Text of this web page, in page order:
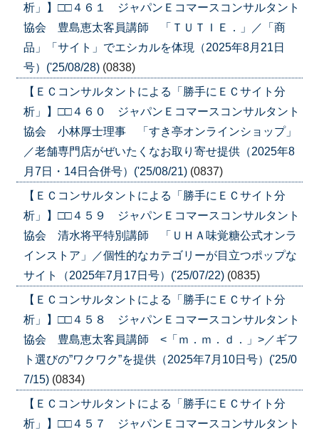
析」】□□４６１ ジャパンＥコマースコンサルタント
協会 豊島恵太客員講師 「ＴＵＴＩＥ．」／「商
品」「サイト」でエシカルを体現（2025年8月21日
号）('25/08/28) (0838)
【ＥＣコンサルタントによる「勝手にＥＣサイト分
析」】□□４６０ ジャパンＥコマースコンサルタント
協会 小林厚士理事 「すき亭オンラインショップ」
／老舗専門店がぜいたくなお取り寄せ提供（2025年8
月7日・14日合併号）('25/08/21) (0837)
【ＥＣコンサルタントによる「勝手にＥＣサイト分
析」】□□４５９ ジャパンＥコマースコンサルタント
協会 清水将平特別講師 「ＵＨＡ味覚糖公式オンラ
インストア」／個性的なカテゴリーが目立つポップな
サイト（2025年7月17日号）('25/07/22) (0835)
【ＥＣコンサルタントによる「勝手にＥＣサイト分
析」】□□４５８ ジャパンＥコマースコンサルタント
協会 豊島恵太客員講師 <「ｍ．ｍ．ｄ．」>／ギフ
ト選びの”ワクワク”を提供（2025年7月10日号）('25/0
7/15) (0834)
【ＥＣコンサルタントによる「勝手にＥＣサイト分
析」】□□４５７ ジャパンＥコマースコンサルタント